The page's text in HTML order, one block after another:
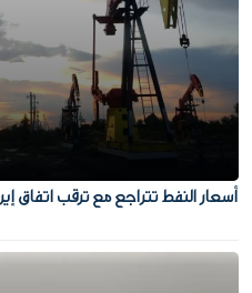
أسعار النفط تتراجع مع ترقب اتفاق